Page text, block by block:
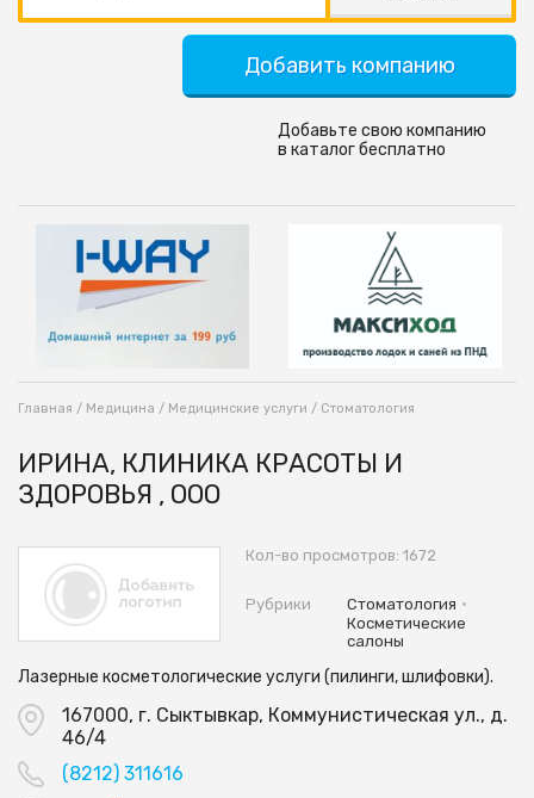
Добавить компанию
Добавьте свою компанию
в каталог бесплатно
Главная / Медицина / Медицинские услуги / Стоматология
ИРИНА, КЛИНИКА КРАСОТЫ И
ЗДОРОВЬЯ , ООО
Кол-во просмотров: 1672
Рубрики Стоматология •
Косметические
салоны
Лазерные косметологические услуги (пилинги, шлифовки).
167000, г. Сыктывкар, Коммунистическая ул., д.
46/4
(8212) 311616